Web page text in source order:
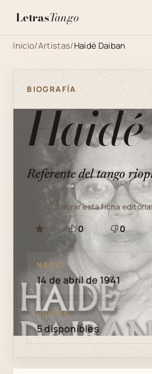
LetrasTango
Inicio/Artistas/Haidé Daiban
BIOGRAFÍA
Referente del tango
GUARDAR
Valorar esta ficha
Está
bien
0
Necesita
revisión
0
NACIO
14 de abril de 1941
VIDEOS
5 disponibles